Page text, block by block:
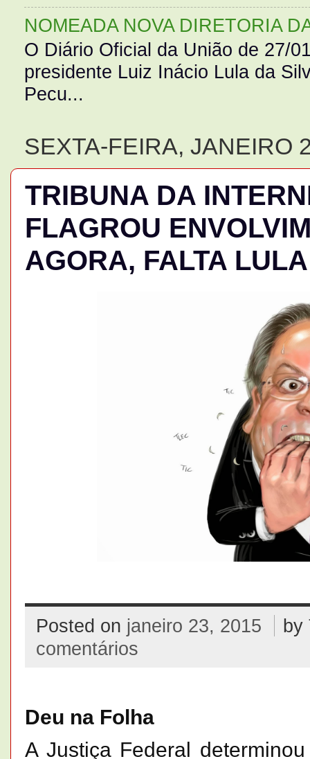
NOMEADA NOVA DIRETORIA
O Diário Oficial da União de 27/
presidente Luiz Inácio Lula da
Pecu...
SEXTA-FEIRA, JANEIRO
TRIBUNA DA
FLAGROU
AGORA, FALTA LULA
Posted on janeiro 23, 2015 by
comentários
Deu na Folha
A Justiça Federal